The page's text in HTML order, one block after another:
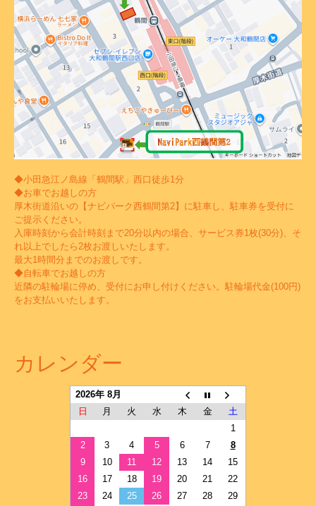
◆小田急江ノ島線「鶴間駅」西口徒歩1分
◆お車でお越しの方
厚木街道沿いの【ナビパーク西鶴間第2】に駐車し、駐車券を受付に
ご提示ください。
入庫時刻から会計時刻まで20分以内の場合、サービス券1枚(30分)、そ
れ以上でしたら2枚お渡しいたします。
最大1時間分までのお渡しです。
◆自転車でお越しの方
近隣の駐輪場に停め、受付にお申し付けください。駐輪場代金(100円)
をお支払いいたします。
カレンダー
2026年 8月
日
月 火 水 木 金
土
1
2
3 4 5 6 7
8
9
10 11 12 13 14
15
16
17 18 19 20 21
22
23
24 25 26 27 28 29